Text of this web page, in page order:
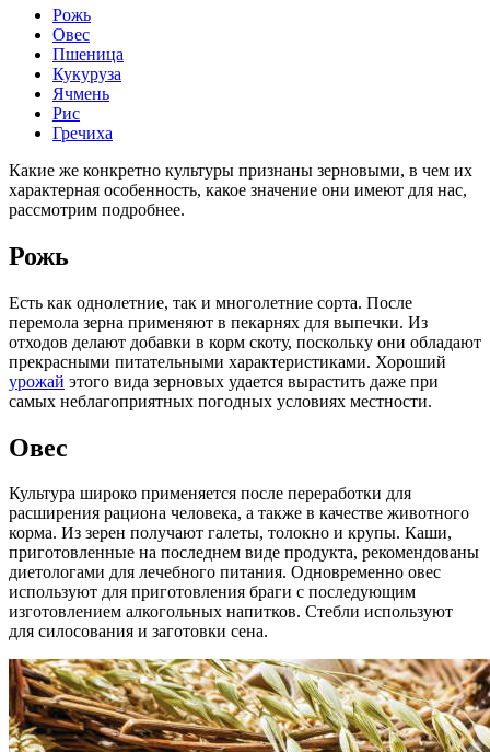
Рожь
Овес
Пшеница
Кукуруза
Ячмень
Рис
Гречиха
Какие же конкретно культуры признаны зерновыми, в чем их
характерная особенность, какое значение они имеют для нас,
рассмотрим подробнее.
Рожь
Есть как однолетние, так и многолетние сорта. После
перемола зерна применяют в пекарнях для выпечки. Из
отходов делают добавки в корм скоту, поскольку они обладают
прекрасными питательными характеристиками. Хороший
урожай этого вида зерновых удается вырастить даже при
самых неблагоприятных погодных условиях местности.
Овес
Культура широко применяется после переработки для
расширения рациона человека, а также в качестве животного
корма. Из зерен получают галеты, толокно и крупы. Каши,
приготовленные на последнем виде продукта, рекомендованы
диетологами для лечебного питания. Одновременно овес
используют для приготовления браги с последующим
изготовлением алкогольных напитков. Стебли используют
для силосования и заготовки сена.